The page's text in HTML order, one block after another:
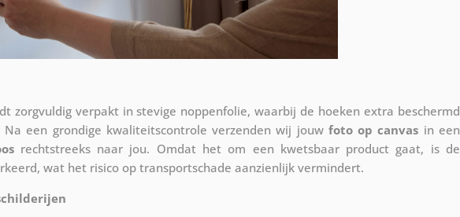
zorgvuldig verpakt in stevige noppenfolie, waarbij de hoeken extra beschermd
een grondige kwaliteitscontrole verzenden wij jouw foto op canvas in een
rechtstreeks naar jou. Omdat het om een kwetsbaar product gaat, is de
wat het risico op transportschade aanzienlijk vermindert.